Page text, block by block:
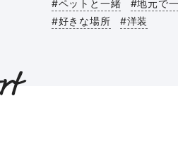
#ペットと一緒
#地元で
#好きな場所
#洋装